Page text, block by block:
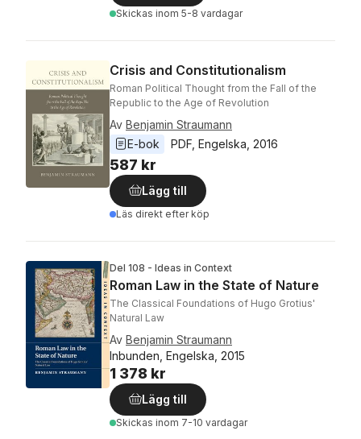
Skickas inom 5-8 vardagar
Crisis and Constitutionalism
Roman Political Thought from the Fall of the
Republic to the Age of Revolution
Av Benjamin Straumann
E-bok
PDF Engelska 2016
587 kr
Lägg till
Läs direkt efter köp
Del 108 - Ideas in Context
Roman Law in the State of Nature
The Classical Foundations of Hugo Grotius'
Natural Law
Av Benjamin Straumann
Inbunden, Engelska, 2015
1 378 kr
Lägg till
Skickas inom 7-10 vardagar